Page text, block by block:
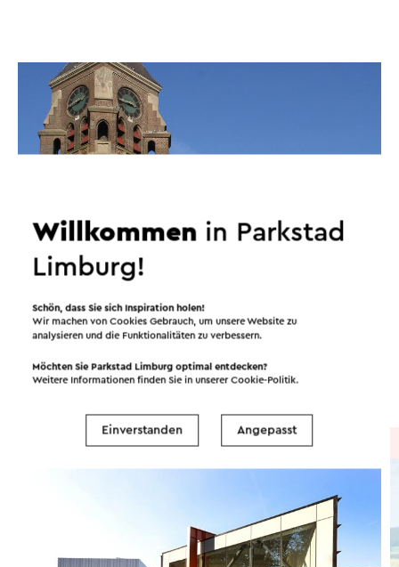
Routen in der Region
Radfahren Wandern Radsport
Willkommen in Parkstad
Limburg!
Schön, dass Sie sich Inspiration holen!
Wir machen von Cookies Gebrauch, um unsere Website zu
analysieren und die Funktionalitäten zu verbessern.
Möchten Sie Parkstad Limburg optimal entdecken?
Weitere Informationen finden Sie in unsererCookie-Politik.
Einverstanden Angepasst